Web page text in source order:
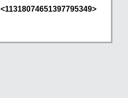
<11318074651397795349>